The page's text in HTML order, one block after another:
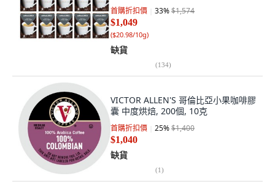
首購折扣價 33%$1,574
$1,049
($20.98/10g)
缺貨
(134)
VICTOR ALLEN'S 哥倫比亞小果咖啡膠
囊 中度烘焙, 200個, 10克
首購折扣價 25%$1,400
$1,040
缺貨
(1)